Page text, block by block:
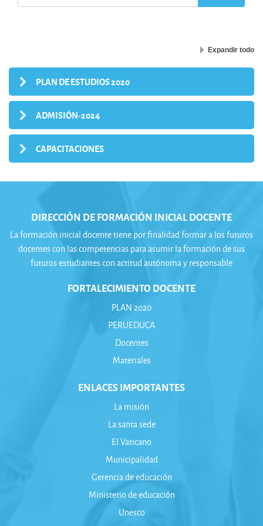
Expandir todo
PLAN DE ESTUDIOS 2020
ADMISIÓN-2024
CAPACITACIONES
DIRECCIÓN DE FORMACIÓN INICIAL DOCENTE
La formación inicial docente tiene por finalidad formar a los futuros
docentes con las competencias para asumir la formación de sus
futuros estudiantes con actitud autónoma y responsable
FORTALECIMIENTO DOCENTE
PLAN 2020
PERUEDUCA
Docentes
Materiales
ENLACES IMPORTANTES
La misión
La santa sede
El Vaticano
Municipalidad
Gerencia de educación
Ministerio de educación
Unesco